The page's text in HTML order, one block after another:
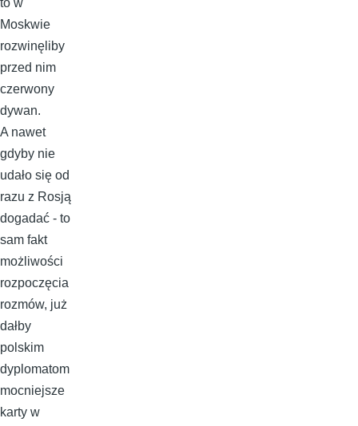
to w
Moskwie
rozwinęliby
przed nim
czerwony
dywan.
A nawet
gdyby nie
udało się od
razu z Rosją
dogadać - to
sam fakt
możliwości
rozpoczęcia
rozmów, już
dałby
polskim
dyplomatom
mocniejsze
karty w